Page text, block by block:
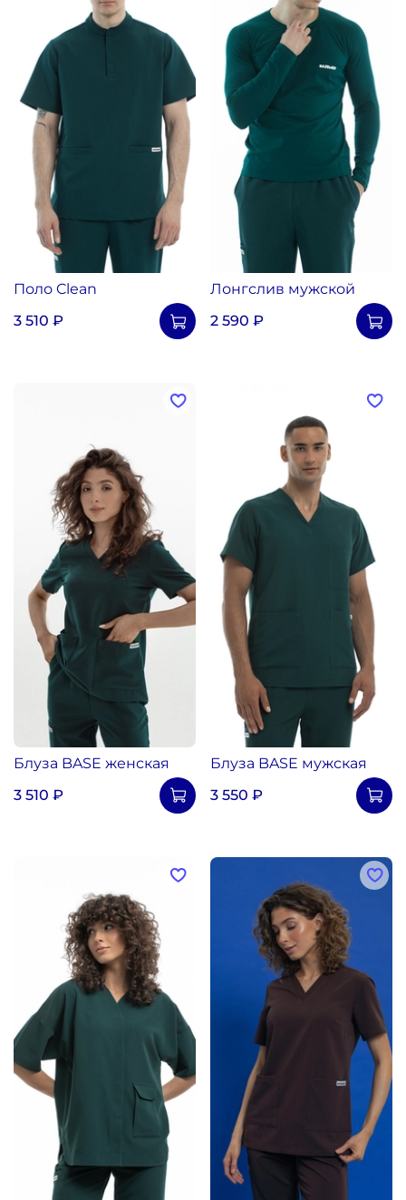
Поло Clean
3 510 ₽
Лонгслив мужской
2 590 ₽
Блуза BASE женская
3 510 ₽
Блуза BASE мужская
3 550 ₽